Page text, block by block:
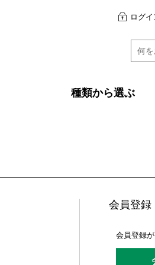
ログイ
種類から選ぶ
会員登録
会員登録